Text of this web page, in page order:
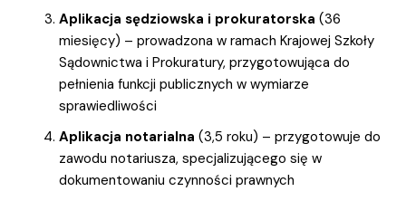
Aplikacja sędziowska i prokuratorska (36
miesięcy) – prowadzona w ramach Krajowej Szkoły
Sądownictwa i Prokuratury, przygotowująca do
pełnienia funkcji publicznych w wymiarze
sprawiedliwości
Aplikacja notarialna (3,5 roku) – przygotowuje do
zawodu notariusza, specjalizującego się w
dokumentowaniu czynności prawnych